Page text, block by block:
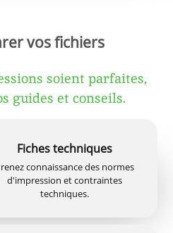
vos fichiers
soient parfaites,
guides et conseils.
Fiches techniques
connaissance des normes
d'impression et contraintes
techniques.